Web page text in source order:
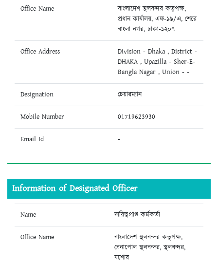
Office Name
বাংলাদেশ স্থলবন্দর কতৃপক্ষ,
প্রধান কার্যালয়, এফ-১৯/এ, শেরে
বাংলা নগর, ঢাকা-১২০৭
Office Address
Division - Dhaka , District -
DHAKA , Upazilla - Sher-E-
Bangla Nagar , Union - -
Designation চেয়ারম্যান
Mobile Number 01719623930
Email Id -
Information of Designated Officer
Name দায়িত্বপ্রাপ্ত কর্মকর্তা
Office Name
বাংলাদেশ স্থলবন্দর কতৃপক্ষ,
বেনাপোল স্থলবন্দর, স্থলবন্দর,
যশোর